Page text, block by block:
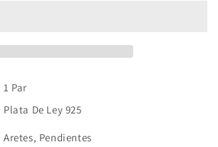
1 Par
Plata De Ley 925
Aretes, Pendientes